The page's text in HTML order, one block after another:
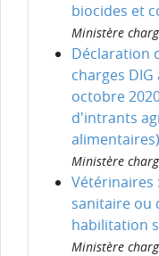
biocides et
Ministère
Déclaration
charges
octobre
d'intrants
alimentaires)
Ministère
Vétérinaires
sanitaire ou
habilitation
Ministère